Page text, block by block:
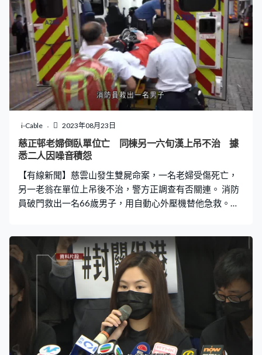
以讓附近的商圈區域帶旺起來。」新界西北（實政圓桌）
田北辰︰「香港的生活習慣因為疫情改變了，人們早吃
飯、早回家，這是市場的結構性改變，政府是否能如此容
易鼓勵人們夜間消費，我一點也不看好。」
i-Cable 2023年08月23日
慈正邨老婦倒臥單位亡 同棟另一六旬漢上吊不治 據
悉二人因噪音積怨
【有線新聞】慈雲山發生雙屍命案，一名老婦受傷死亡，
另一老翁在單位上吊後不治，警方正調查有否關連。 消防
員破門救出一名66歲男子，用自動心外壓機替他急救。現
華醫院搶救後不治，大批警員帶同盾牌趕到，在走廊發現
一把斧頭，又登記出入居民資料，其後在案發現場下一層
單位內發現該老翁上吊，據知兩人曾因噪音問題爭執，警
方正調查兩宗案件是否有關連。